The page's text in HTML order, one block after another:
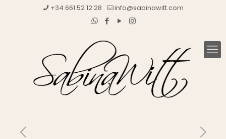
+34 661 52 12 28 info@sabinawitt.com